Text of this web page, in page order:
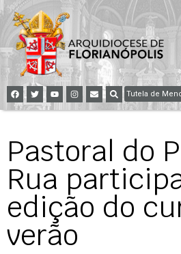
Tutela de
Pastoral do
Rua
edição do
verão